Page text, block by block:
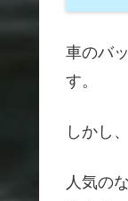
車のバ
す。
しかし
人気の